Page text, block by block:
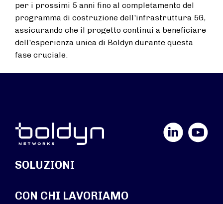
per i prossimi 5 anni fino al completamento del
programma di costruzione dell'infrastruttura 5G,
assicurando che il progetto continui a beneficiare
dell'esperienza unica di Boldyn durante questa
fase cruciale.
YouTube
SOLUZIONI
CON CHI LAVORIAMO